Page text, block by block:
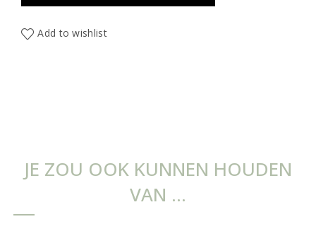
Add to wishlist
JE ZOU OOK KUNNEN HOUDEN
VAN …